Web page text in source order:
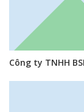
Công ty TNHH